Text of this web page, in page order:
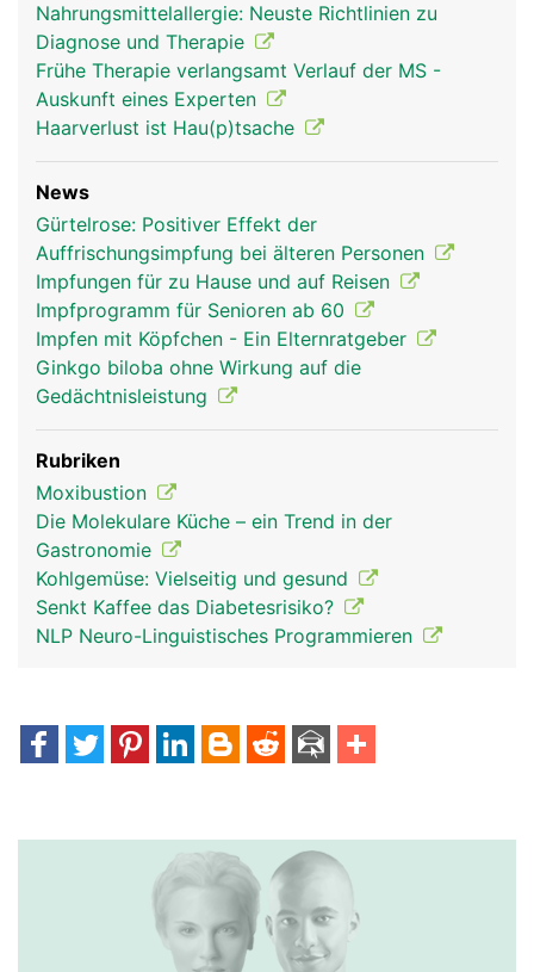
Nahrungsmittelallergie: Neuste Richtlinien zu
Diagnose und Therapie
Frühe Therapie verlangsamt Verlauf der MS -
Auskunft eines Experten
Haarverlust ist Hau(p)tsache
News
Gürtelrose: Positiver Effekt der
Auffrischungsimpfung bei älteren Personen
Impfungen für zu Hause und auf Reisen
Impfprogramm für Senioren ab 60
Impfen mit Köpfchen - Ein Elternratgeber
Ginkgo biloba ohne Wirkung auf die
Gedächtnisleistung
Rubriken
Moxibustion
Die Molekulare Küche – ein Trend in der
Gastronomie
Kohlgemüse: Vielseitig und gesund
Senkt Kaffee das Diabetesrisiko?
NLP Neuro-Linguistisches Programmieren